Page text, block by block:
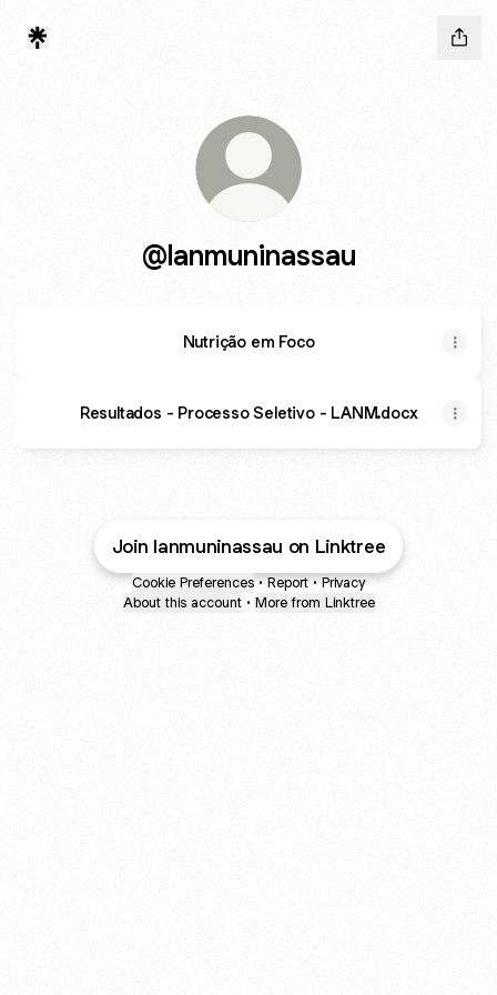
@lanmuninassau
Nutrição em Foco
Resultados - Processo Seletivo - LANM.docx
Join lanmuninassau on Linktree
Cookie Preferences • Report • Privacy
About this account • More from Linktree